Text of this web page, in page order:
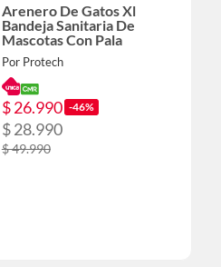
Arenero De Gatos Xl
Bandeja Sanitaria De
Mascotas Con Pala
Por Protech
$ 26.990 -46%
$ 28.990
$ 49.990